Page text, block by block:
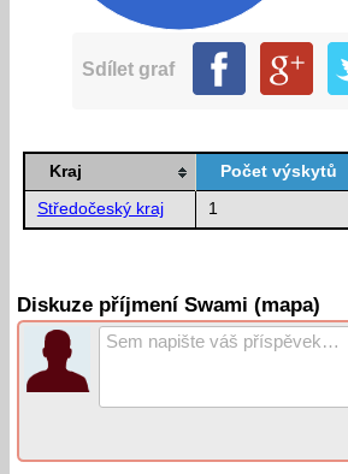
Sdílet graf
Kraj Počet výskytů
Středočeský kraj 1
Diskuze příjmení Swami (mapa)